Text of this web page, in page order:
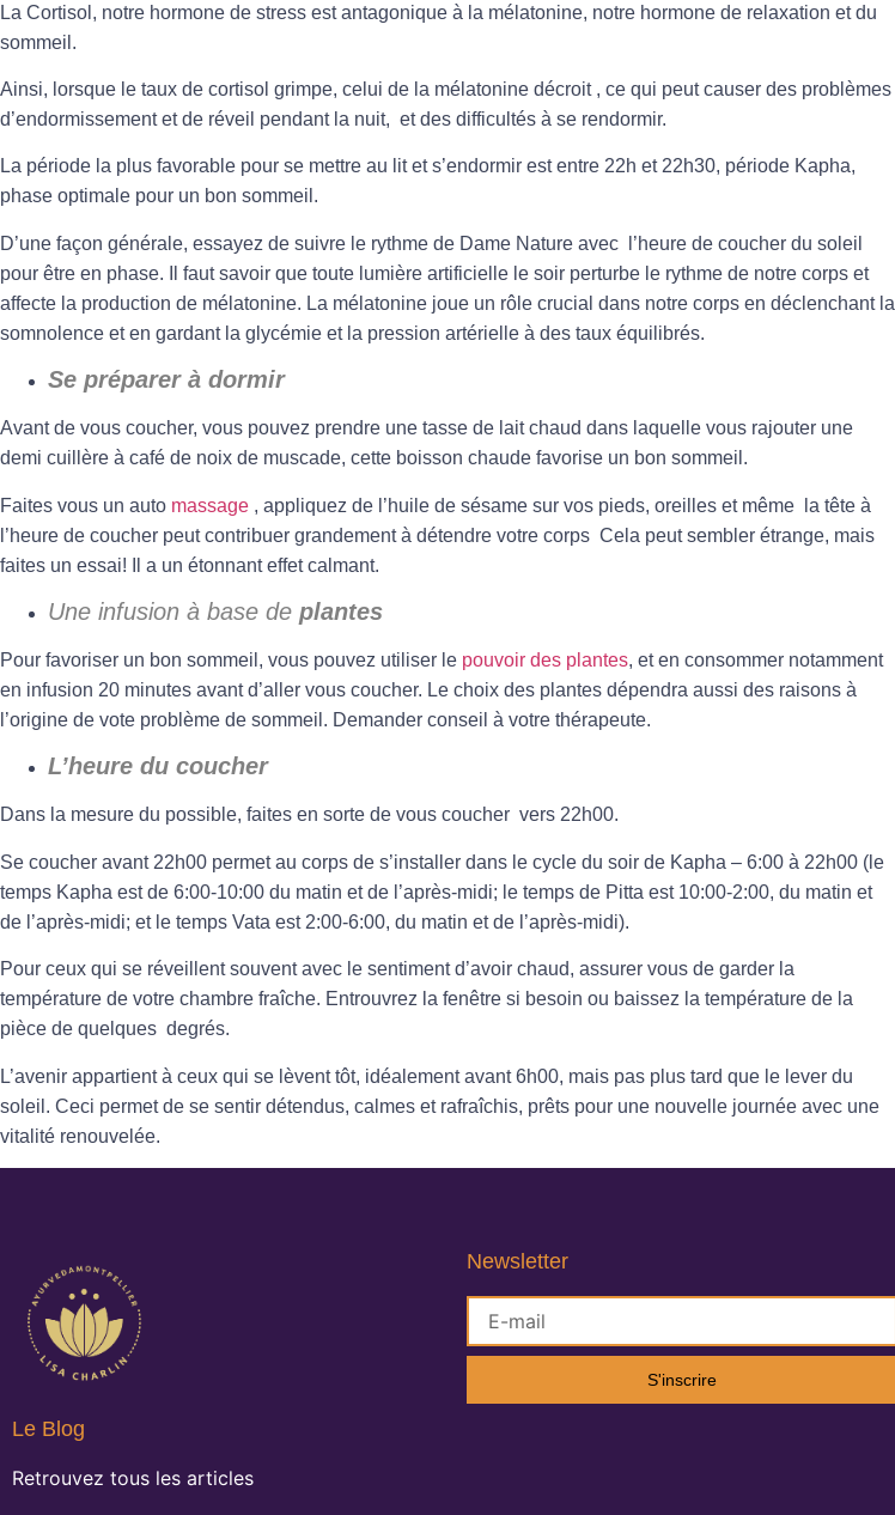
La Cortisol, notre hormone de stress est antagonique à la mélatonine, notre hormone de relaxation et du
sommeil .
Ainsi, lorsque le taux de cortisol grimpe, celui de la mélatonine décroit , ce qui peut causer des problèmes
d’endormissement et de réveil pendant la nuit, et des difficultés à se rendormir.
La période la plus favorable pour se mettre au lit et s’endormir est entre 22h et 22h30, période Kapha,
phase optimale pour un bon sommeil.
D’une façon générale, essayez de suivre le rythme de Dame Nature avec l’heure de coucher du soleil
pour être en phase. Il faut savoir que toute lumière artificielle le soir perturbe le rythme de notre corps et
affecte la production de mélatonine. La mélatonine joue un rôle crucial dans notre corps en déclenchant la
somnolence et en gardant la glycémie et la pression artérielle à des taux équilibrés.
Se préparer à dormir
Avant de vous coucher, vous pouvez prendre une tasse de lait chaud dans laquelle vous rajouter une
demi cuillère à café de noix de muscade, cette boisson chaude favorise un bon sommeil.
Faites vous un auto massage , appliquez de l’huile de sésame sur vos pieds, oreilles et même la tête à
l’heure de coucher peut contribuer grandement à détendre votre corps Cela peut sembler étrange, mais
faites un essai! Il a un étonnant effet calmant.
Une infusion à base de plantes
Pour favoriser un bon sommeil, vous pouvez utiliser le pouvoir des plantes, et en consommer notamment
en infusion 20 minutes avant d’aller vous coucher. Le choix des plantes dépendra aussi des raisons à
l’origine de vote problème de sommeil. Demander conseil à votre thérapeute.
L’heure du coucher
Dans la mesure du possible, faites en sorte de vous coucher vers 22h00.
Se coucher avant 22h00 permet au corps de s’installer dans le cycle du soir de Kapha – 6:00 à 22h00 (le
temps Kapha est de 6:00-10:00 du matin et de l’après-midi; le temps de Pitta est 10:00-2:00, du matin et
de l’après-midi; et le temps Vata est 2:00-6:00, du matin et de l’après-midi).
Pour ceux qui se réveillent souvent avec le sentiment d’avoir chaud, assurer vous de garder la
température de votre chambre fraîche. Entrouvrez la fenêtre si besoin ou baissez la température de la
pièce de quelques degrés.
L’avenir appartient à ceux qui se lèvent tôt, idéalement avant 6h00, mais pas plus tard que le lever du
soleil. Ceci permet de se sentir détendus, calmes et rafraîchis, prêts pour une nouvelle journée avec une
vitalité renouvelée.
Le Blog
Retrouvez tous les articles
Newsletter
S'inscrire